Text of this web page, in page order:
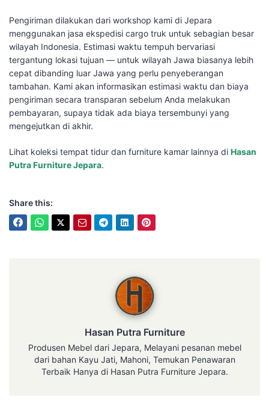
Pengiriman dilakukan dari workshop kami di Jepara
menggunakan jasa ekspedisi cargo truk untuk sebagian besar
wilayah Indonesia. Estimasi waktu tempuh bervariasi
tergantung lokasi tujuan — untuk wilayah Jawa biasanya lebih
cepat dibanding luar Jawa yang perlu penyeberangan
tambahan. Kami akan informasikan estimasi waktu dan biaya
pengiriman secara transparan sebelum Anda melakukan
pembayaran, supaya tidak ada biaya tersembunyi yang
mengejutkan di akhir.
Lihat koleksi tempat tidur dan furniture kamar lainnya di Hasan
Putra Furniture Jepara.
Share this:
Hasan Putra Furniture
Produsen Mebel dari Jepara, Melayani pesanan mebel
dari bahan Kayu Jati, Mahoni, Temukan Penawaran
Terbaik Hanya di Hasan Putra Furniture Jepara.